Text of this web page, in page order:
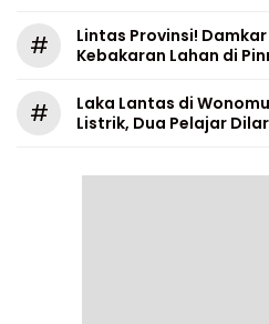
#
Lintas Provinsi!
Kebakaran Lahan di
#
Laka Lantas di
Listrik, Dua Pelajar